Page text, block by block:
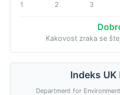
1 2 3
Kakovost zraka se
Indeks UK
Department for